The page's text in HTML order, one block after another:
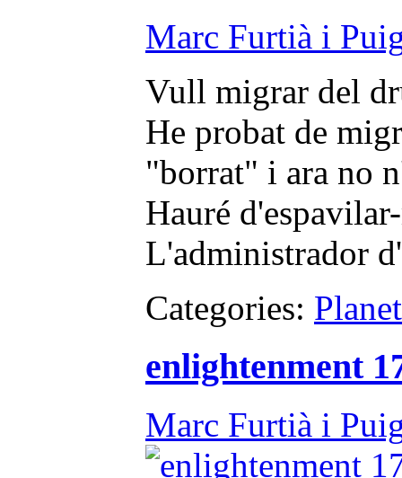
Marc Furtià i
Vull migrar del
He probat de
"borrat" i ara no
Hauré
L'administrador
Categories:
enlightenment
Marc Furtià i